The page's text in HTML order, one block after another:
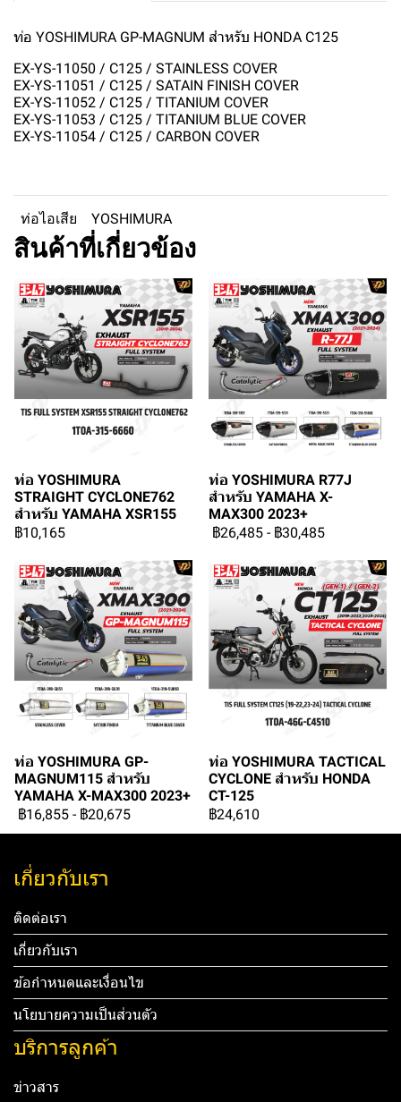
ท่อ YOSHIMURA GP-MAGNUM สำหรับ HONDA C125
EX-YS-11050 / C125 / STAINLESS COVER
EX-YS-11051 / C125 / SATAIN FINISH COVER
EX-YS-11052 / C125 / TITANIUM COVER
EX-YS-11053 / C125 / TITANIUM BLUE COVER
EX-YS-11054 / C125 / CARBON COVER
ท่อไอเสีย YOSHIMURA
สินค้าที่เกี่ยวข้อง
ท่อ YOSHIMURA
STRAIGHT CYCLONE762
สำหรับ YAMAHA XSR155
฿10,165
ท่อ YOSHIMURA R77J
สำหรับ YAMAHA X-
MAX300 2023+
฿26,485 - ฿30,485
ท่อ YOSHIMURA GP-
MAGNUM115 สำหรับ
YAMAHA X-MAX300 2023+
฿16,855 - ฿20,675
ท่อ YOSHIMURA TACTICAL
CYCLONE สำหรับ HONDA
CT-125
฿24,610
เกี่ยวกับเรา
ติดต่อเรา
เกี่ยวกับเรา
ข้อกำหนดและเงื่อนไข
นโยบายความเป็นส่วนตัว
บริการลูกค้า
ข่าวสาร